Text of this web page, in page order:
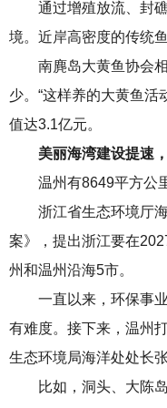
通过增殖放流、封
境。近岸高密度的传统
南麂岛大黄鱼协会
少。“这样养的大黄鱼
值达3.1亿元。
美丽海湾建设提速
温州有8649平方公
浙江省生态环境厅
案》，提出浙江要在
州和温州沿海5市。
一直以来，环保事
有难度。接下来，温州
生态环境局海洋处处长张
比如，洞头、大陈